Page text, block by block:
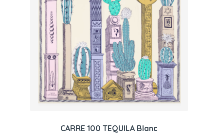
CARRE 100 TEQUILA Blanc